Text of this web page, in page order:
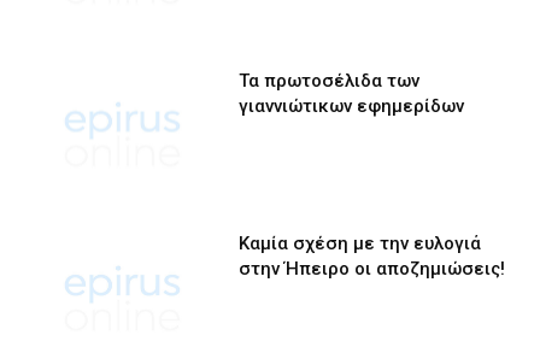
Τα πρωτοσέλιδα των
γιαννιώτικων εφημερίδων
Καμία σχέση με την ευλογιά
στην Ήπειρο οι αποζημιώσεις!